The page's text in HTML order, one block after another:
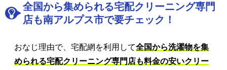
全国から集められる宅配クリーニング専門
店も南アルプス市で要チェック！
おなじ理由で、宅配網を利用して全国から洗濯物を集
められる宅配クリーニング専門店も料金の安いクリー